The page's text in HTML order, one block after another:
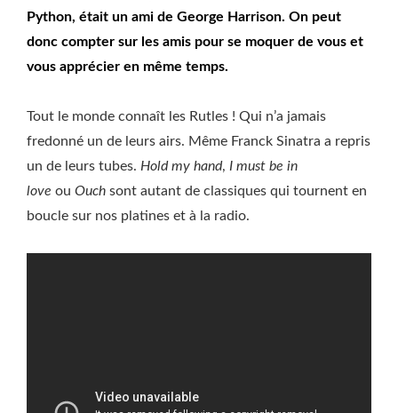
Python, était un ami de George Harrison. On peut
donc compter sur les amis pour se moquer de vous et
vous apprécier en même temps.
Tout le monde connaît les Rutles ! Qui n’a jamais
fredonné un de leurs airs. Même Franck Sinatra a repris
un de leurs tubes. Hold my hand, I must be in
love ou Ouch sont autant de classiques qui tournent en
boucle sur nos platines et à la radio.